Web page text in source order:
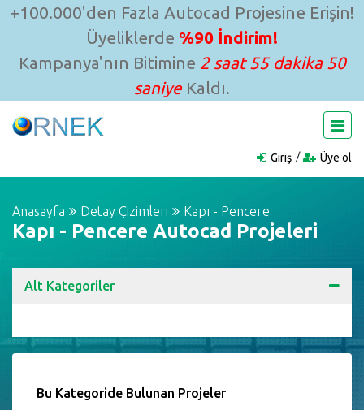
+100.000'den Fazla Autocad Projesine Erişin!
Üyeliklerde %90 İndirim!
Kampanya'nın Bitimine 2 saat 55 dakika 49
saniyeKaldı.
Giriş Üye ol
Anasayfa Detay Çizimleri Kapı - Pencere
Kapı - Pencere Autocad Projeleri
Alt Kategoriler
Bu Kategoride Bulunan Projeler